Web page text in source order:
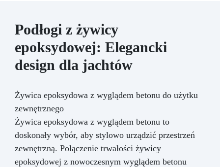
Podłogi z żywicy
epoksydowej: Elegancki
design dla jachtów
Żywica epoksydowa z wyglądem betonu do użytku
zewnętrznego
Żywica epoksydowa z wyglądem betonu to
doskonały wybór, aby stylowo urządzić przestrzeń
zewnętrzną. Połączenie trwałości żywicy
epoksydowej z nowoczesnym wyglądem betonu